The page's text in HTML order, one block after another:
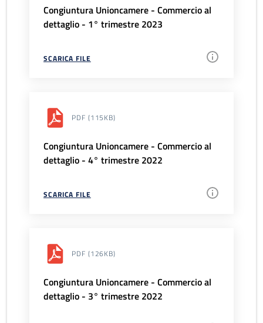
Congiuntura Unioncamere - Commercio al
dettaglio - 1° trimestre 2023
SCARICA FILE
PDF (115KB)
Congiuntura Unioncamere - Commercio al
dettaglio - 4° trimestre 2022
SCARICA FILE
PDF (126KB)
Congiuntura Unioncamere - Commercio al
dettaglio - 3° trimestre 2022